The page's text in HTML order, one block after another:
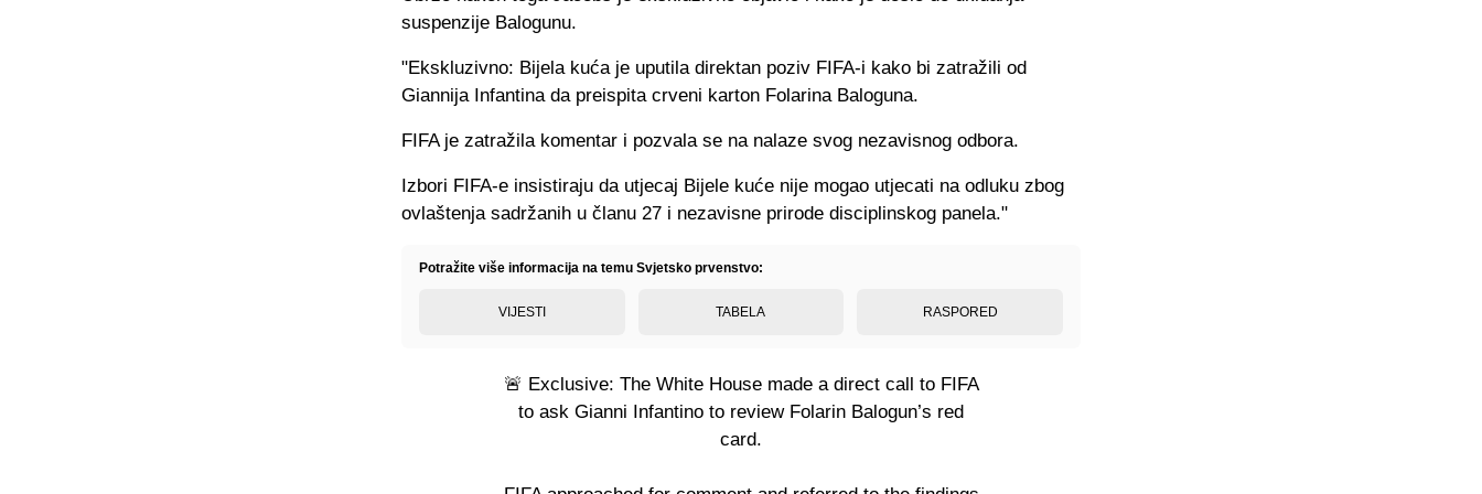
suspenzije Balogunu.
"Ekskluzivno: Bijela kuća je uputila direktan poziv FIFA-i kako bi zatražili od
Giannija Infantina da preispita crveni karton Folarina Baloguna.
FIFA je zatražila komentar i pozvala se na nalaze svog nezavisnog odbora.
Izbori FIFA-e insistiraju da utjecaj Bijele kuće nije mogao utjecati na odluku zbog
ovlaštenja sadržanih u članu 27 i nezavisne prirode disciplinskog panela."
Potražite više informacija na temu Svjetsko prvenstvo:
VIJESTI TABELA RASPORED
🚨 Exclusive: The White House made a direct call to FIFA
to ask Gianni Infantino to review Folarin Balogun’s red
card.